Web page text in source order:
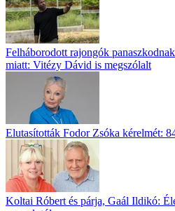
Felháborodott rajongók
miatt: Vitézy Dávid is megszólalt
Elutasították Fodor Zsóka kérelmét:
Koltai Róbert és párja, Gaál Ildikó: